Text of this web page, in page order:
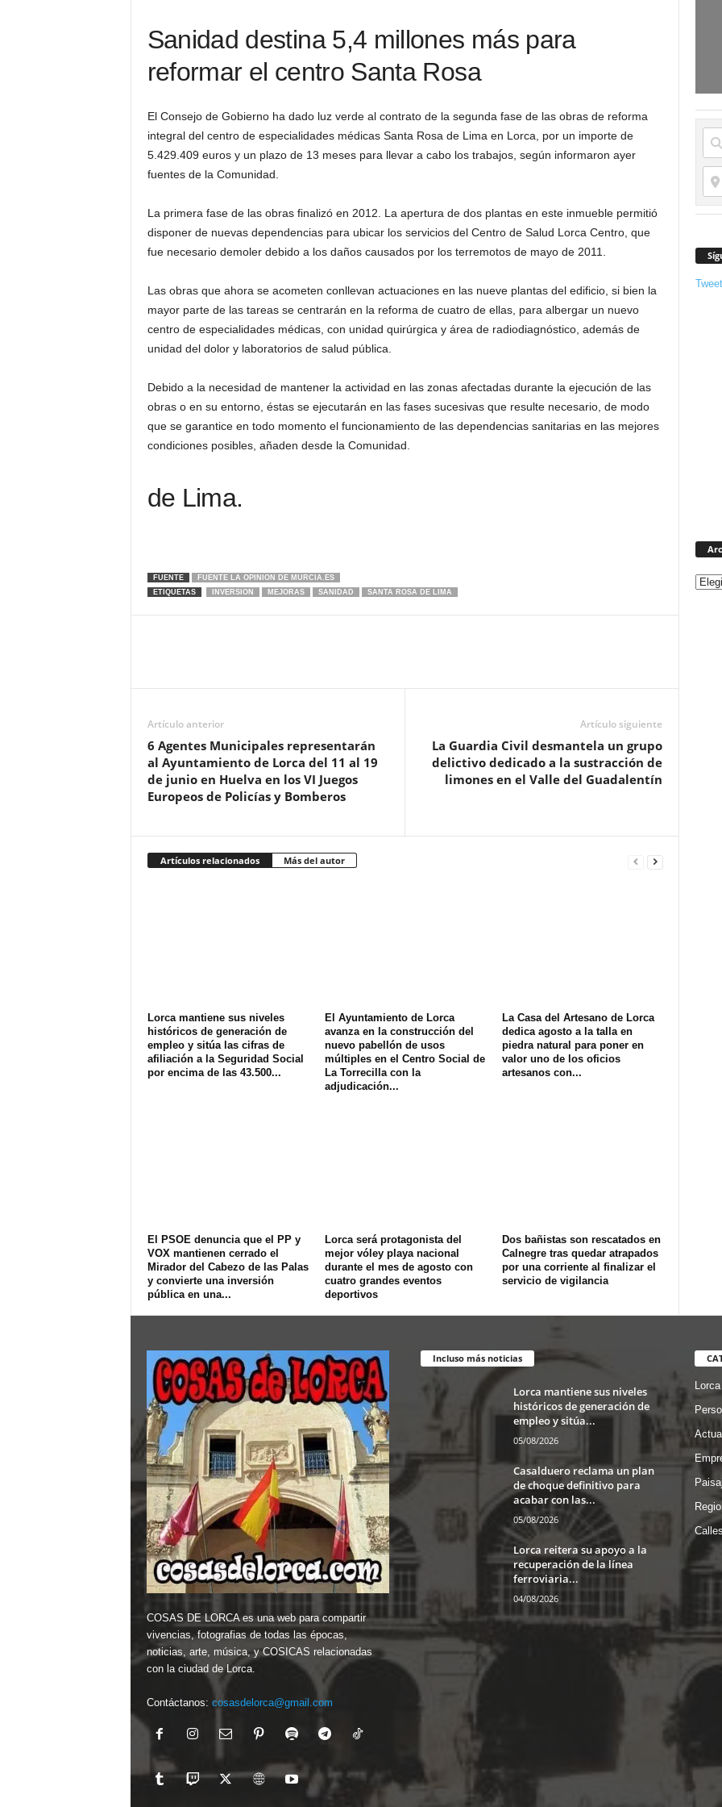
Sanidad destina 5,4 millones más para
reformar el centro Santa Rosa
El Consejo de Gobierno ha dado luz verde al contrato de la segunda fase de las obras de reforma
integral del centro de especialidades médicas Santa Rosa de Lima en Lorca, por un importe de
5.429.409 euros y un plazo de 13 meses para llevar a cabo los trabajos, según informaron ayer
fuentes de la Comunidad.
La primera fase de las obras finalizó en 2012. La apertura de dos plantas en este inmueble permitió
disponer de nuevas dependencias para ubicar los servicios del Centro de Salud Lorca Centro, que
fue necesario demoler debido a los daños causados por los terremotos de mayo de 2011.
Las obras que ahora se acometen conllevan actuaciones en las nueve plantas del edificio, si bien la
mayor parte de las tareas se centrarán en la reforma de cuatro de ellas, para albergar un nuevo
centro de especialidades médicas, con unidad quirúrgica y área de radiodiagnóstico, además de
unidad del dolor y laboratorios de salud pública.
Debido a la necesidad de mantener la actividad en las zonas afectadas durante la ejecución de las
obras o en su entorno, éstas se ejecutarán en las fases sucesivas que resulte necesario, de modo
que se garantice en todo momento el funcionamiento de las dependencias sanitarias en las mejores
condiciones posibles, añaden desde la Comunidad.
de Lima.
FUENTE
FUENTE LA OPINION DE MURCIA.ES
ETIQUETAS
INVERSION MEJORAS SANIDAD SANTA ROSA DE LIMA
Artículo anterior
6 Agentes Municipales representarán
al Ayuntamiento de Lorca del 11 al 19
de junio en Huelva en los VI Juegos
Europeos de Policías y Bomberos
Artículo siguiente
La Guardia Civil desmantela un grupo
delictivo dedicado a la sustracción de
limones en el Valle del Guadalentín
Artículos relacionados Más del autor
Lorca mantiene sus niveles
históricos de generación de
empleo y sitúa las cifras de
afiliación a la Seguridad Social
por encima de las 43.500...
El Ayuntamiento de Lorca
avanza en la construcción del
nuevo pabellón de usos
múltiples en el Centro Social de
La Torrecilla con la
adjudicación...
La Casa del Artesano de Lorca
dedica agosto a la talla en
piedra natural para poner en
valor uno de los oficios
artesanos con...
El PSOE denuncia que el PP y
VOX mantienen cerrado el
Mirador del Cabezo de las Palas
y convierte una inversión
pública en una...
Lorca será protagonista del
mejor vóley playa nacional
durante el mes de agosto con
cuatro grandes eventos
deportivos
Dos bañistas son rescatados en
Calnegre tras quedar atrapados
por una corriente al finalizar el
servicio de vigilancia
COSAS DE LORCA es una web para compartir
vivencias, fotografias de todas las épocas,
noticias, arte, música, y COSICAS relacionadas
con la ciudad de Lorca.
Contáctanos: cosasdelorca@gmail.com
Incluso más noticias
Lorca mantiene sus niveles
históricos de generación de
empleo y sitúa...
05/08/2026
Casalduero reclama un plan
de choque definitivo para
acabar con las...
05/08/2026
Lorca reitera su apoyo a la
recuperación de la línea
ferroviaria...
04/08/2026
Lorca